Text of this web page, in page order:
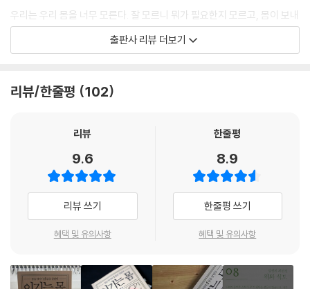
13 병을 막는 지원군, 영양제_298
‘현대판 영양실조’로부터 내 몸을 지키는 법 · 많아도 너무 많은 영양제, 이
는 약도 많은데, 영양제까지 먹어야 할까? · 환자들이 영양제를 더 열심히
먹어야 하는 이유 · 요즘 뜨는 영양제, 크릴오일과 오메가3지방산
14 활력의 최소조건, 잠과 운동_314
충분히 잠을 잤는데도 피곤한 이유 · 혈관 질환을 불러오는 수면습관 · 딱 2
분 만에 잠드는 방법, 해파리 수면법 · 나에게 가장 적당한 운동 강도 · 근육
량 늘릴 때, 단백질을 얼마큼 먹어야 할까?
15 마음이 만들어낸 신비한 방어벽, 스트레스_332
스트레스가 인생에 기운을 불어넣는다 · 스트레스를 ‘푸는 것’과 ‘잊는
환에 덜 걸리는 진짜 이유 · 우리의 감정은 훼손되고 있다 · 스트레스를 받
을 때 빠져나가는 세 가지 영양소
다. 문제는 활성산소가 콜레스테롤을 산화시키면서 시작됩니다. (다시 그
활성산소입니다!) 산화된 콜레스테롤은 혈관 벽 아래에 침착되고 거기서
부터 미세염증반응이 시작됩니다. 이러한 염증반응은 우리가 알고 있는 일
반적인 염증처럼 아프거나 붓거나 열이 나지 않습니다. 그렇게 증상이 전
에 작은 상처가 생깁니다. 상처를 아물게 하기 위해 혈소판이 혈관 벽에 달
---「건강을 좌우하는 미시세계, 세포와 미세염증」중에서
부신피로증일 때 나타나는 증상들은 대게 이렇습니다. 아침에 일어나는 것
이 매우 힘듭니다. 물론 아침에 일어나는 것은 누구라도 힘들고, 특히 아침
잠이 많은 사람이라면 더 쉽지 않습니다. 그러나 단순히 아침잠이 많은 사
람이라도 일단 일어나서 움직이면 약 30분에서 1시간 사이에 정신이 들고
몸이 깨어나는 것을 느낍니다. 그러나 부신피로증일 경우에는 계속 잠에서
이 정상적으로 코르티솔을 분비해야 하는데, 그 기능이 약해졌기 때문입니
우리는 우리 몸을 너무 모른다. 잘 모르니 뭐가 필요한지 모르고, 몸이 보내
는 신호도 듣지 못해 병을 키운다. 우리 몸은 수많은 장기와 뼈, 근육, 뇌 등
이 모여 네트워크를 이룬 시스템이다. 몸의 어디 하나가 잘못된 것이 아 니
동’으로 건강 면죄부를 얻으려 하고 있는 것이다. 정작 몸이 진짜로 필요한
하고자 했다. 질병은 없지만 완전히 건강하지도 못한 몸으로 살아가는, 현
대사회의 수많은 ‘정상 환자(?)’들이 앞으로 50년 이상 더 써야 할 몸을 올
바르게 이해하고, 최대한 아껴 쓸 수 있도록 말이다.
바이러스, 질병 그리고 노화로부터
이동환 원장은 ‘대한민국 기능의학 1세대’다. ‘기능의학’이란, 질병의 증상
출판사 리뷰 더보기
리뷰/한줄평 102
리뷰
9.6
리뷰 쓰기
혜택 및 유의사항
한줄평
8.9
한줄평 쓰기
혜택 및 유의사항